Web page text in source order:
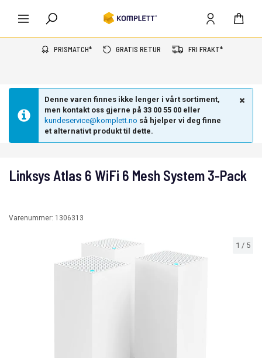
PRISMATCH* GRATIS RETUR FRI FRAKT*
Denne varen finnes ikke lenger i vårt sortiment,
men kontakt oss gjerne på 33 00 55 00 eller
kundeservice@komplett.no så hjelper vi deg finne
et alternativt produkt til dette.
1 / 5
Linksys Atlas 6 WiFi 6 Mesh System 3-Pack
Varenummer: 1306313